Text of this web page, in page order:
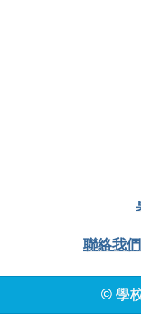
聯絡我們
© 學